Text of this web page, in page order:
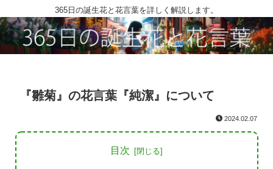
365日の誕生花と花言葉を詳しく解説します。
『雛菊』の花言葉『純潔』について
2024.02.07
目次